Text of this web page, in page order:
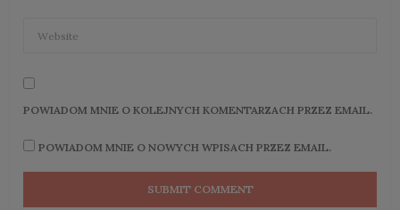
POWIADOM MNIE O KOLEJNYCH KOMENTARZACH PRZEZ EMAIL.
POWIADOM MNIE O NOWYCH WPISACH PRZEZ EMAIL.